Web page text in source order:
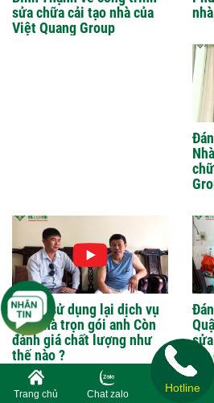
sửa chữa cải tạo nhà của
Việt Quang Group
6 năm sử dụng lại dịch vụ
sửa nhà trọn gói anh Còn
đánh giá chất lượng như
thế nào ?
Trang chủ Chat zalo Hotline